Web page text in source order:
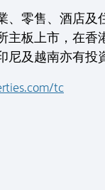
、零售、酒店
主板上市，在
及越南亦有投
tc